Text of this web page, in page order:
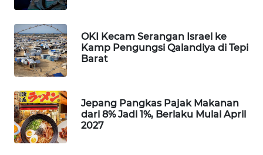
OKI Kecam Serangan Israel ke
Kamp Pengungsi Qalandiya di Tepi
Barat
Jepang Pangkas Pajak Makanan
dari 8% Jadi 1%, Berlaku Mulai April
2027
SELEB
WAHANA
PERSONA
OTOMOTIF
WAHANA
HEALTH